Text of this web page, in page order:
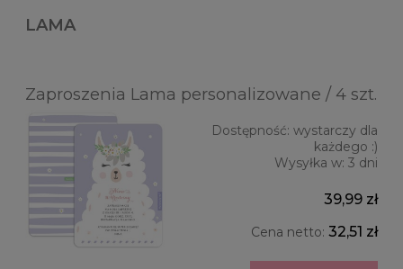
LAMA
Zaproszenia Lama personalizowane / 4 szt.
Dostępność: wystarczy dla
każdego :)
Wysyłka w: 3 dni
39,99 zł
Cena netto: 32,51 zł